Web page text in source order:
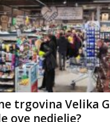
trgovina Velika
ove nedjelje?